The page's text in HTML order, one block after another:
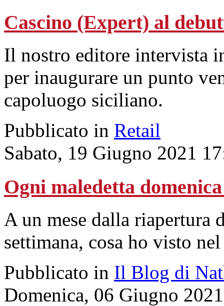
Cascino (Expert) al
Il nostro editore intervista
per inaugurare un punto
capoluogo siciliano.
Pubblicato in Retail
Sabato, 19 Giugno 2021
Ogni maledetta
A un mese dalla riapertura
settimana, cosa ho visto
Pubblicato in Il Blog di
Domenica, 06 Giugno